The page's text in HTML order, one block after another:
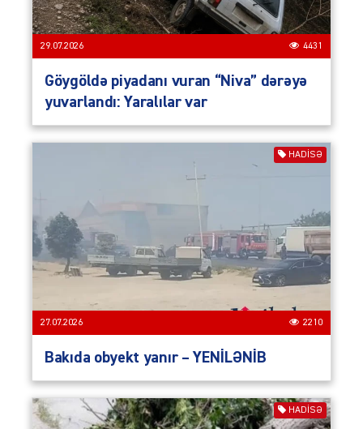
29.07.2026 4431
Göygöldə piyadanı vuran “Niva” dərəyə
yuvarlandı: Yaralılar var
HADISƏ
27.07.2026 2210
Bakıda obyekt yanır – YENİLƏNİB
HADISƏ